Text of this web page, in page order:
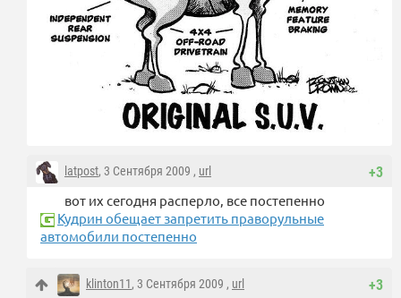
+3
latpost, 3 Сентября 2009 , url
вот их сегодня расперло, все постепенно
Кудрин обещает запретить праворульные
автомобили постепенно
+3
klinton11, 3 Сентября 2009 , url